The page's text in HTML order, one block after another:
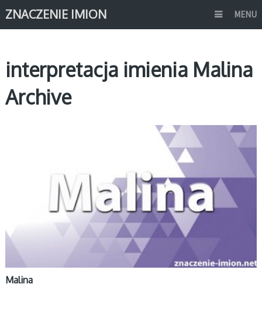
ZNACZENIE IMION MENU
interpretacja imienia Malina
Archive
Malina